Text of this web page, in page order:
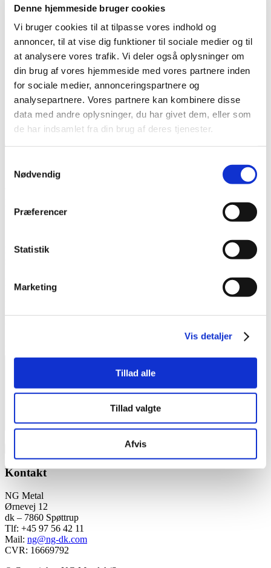
Denne hjemmeside bruger cookies
Vi bruger cookies til at tilpasse vores indhold og
annoncer, til at vise dig funktioner til sociale medier og til
at analysere vores trafik. Vi deler også oplysninger om
din brug af vores hjemmeside med vores partnere inden
for sociale medier, annonceringspartnere og
analysepartnere. Vores partnere kan kombinere disse
data med andre oplysninger, du har givet dem, eller som
de har indsamlet fra din brug af deres tjenester.
Nødvendig
Præferencer
Statistik
Marketing
Vis detaljer
Tillad alle
Tillad valgte
Afvis
Om NG
Virksomhedsinformation
Karriere hos os
Salg & Leveringsbetingelser
Kontakt
Kontakt os
Team NG
Menu Menu
0 replies
Skriv en kommentar
Din e-mailadresse vil ikke blive publiceret.
Krævede felter er
Navn *
Kontakt
NG Metal
Ørnevej 12
dk – 7860 Spøttrup
Tlf: +45 97 56 42 11
Mail: ng@ng-dk.com
CVR: 16669792